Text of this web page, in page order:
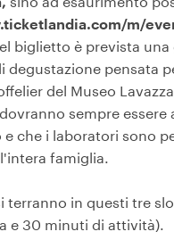
m/
biglietto è prevista una
degustazione pensata
del Museo
sempre essere
e che i laboratori sono
famiglia.
terranno in questi tre
e 30 minuti di attività).